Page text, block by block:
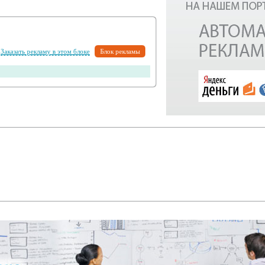
Заказать рекламу в этом блоке Блок рекламы